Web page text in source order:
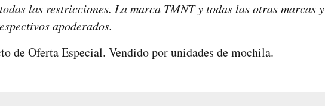
las restricciones. La marca TMNT y todas las otras marcas y
apoderados.
de Oferta Especial. Vendido por unidades de mochila.